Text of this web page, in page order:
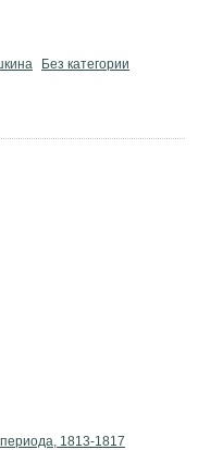
Без категории
1813-1817